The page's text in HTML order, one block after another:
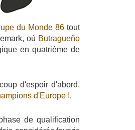
du Monde 86tout
où Butragueño
en quatrième de
d'espoir d'abord,
d'Europe !.
de qualification